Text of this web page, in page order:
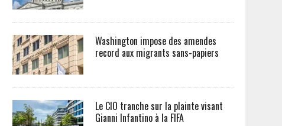
Washington impose des amendes
record aux migrants sans-papiers
Le CIO tranche sur la plainte visant
Gianni Infantino à la FIFA